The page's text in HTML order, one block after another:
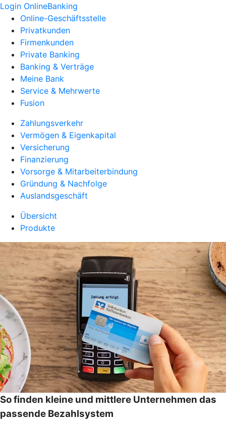
Login OnlineBanking
Online-Geschäftsstelle
Privatkunden
Firmenkunden
Private Banking
Banking & Verträge
Meine Bank
Service & Mehrwerte
Fusion
Zahlungsverkehr
Vermögen & Eigenkapital
Versicherung
Finanzierung
Vorsorge & Mitarbeiterbindung
Gründung & Nachfolge
Auslandsgeschäft
Übersicht
Produkte
So finden kleine und mittlere Unternehmen das
passende Bezahlsystem